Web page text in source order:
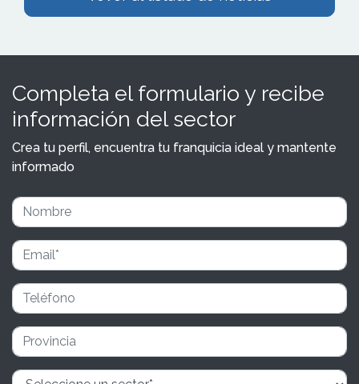
Completa el formulario y recibe
información del sector
Crea tu perfil, encuentra tu franquicia ideal y mantente
informado